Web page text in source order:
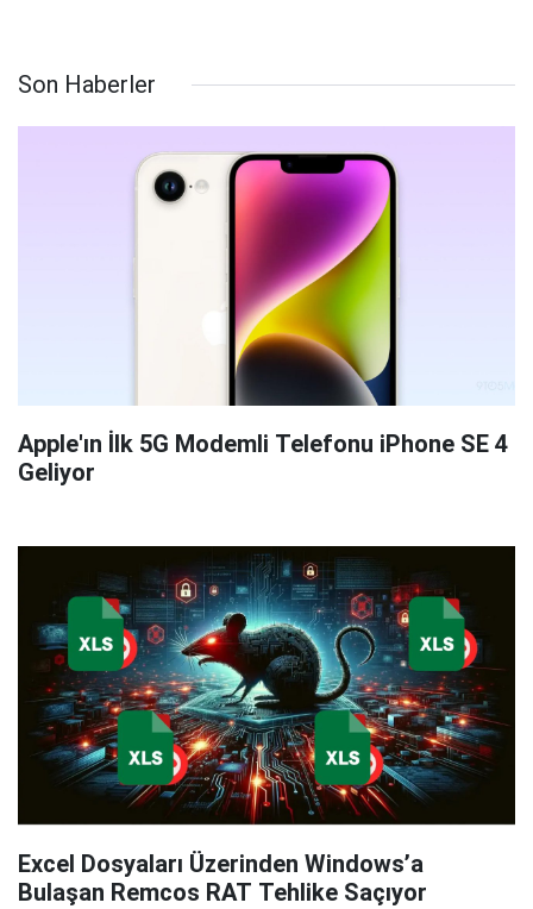
Son Haberler
Apple'ın İlk 5G Modemli Telefonu iPhone SE 4
Geliyor
Excel Dosyaları Üzerinden Windows’a
Bulaşan Remcos RAT Tehlike Saçıyor